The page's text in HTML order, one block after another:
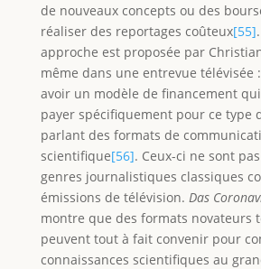
de nouveaux concepts ou des
réaliser des reportages coûteux[55]
approche est proposée par
même dans une entrevue télévisée
avoir un modèle de financement
payer spécifiquement pour ce type
parlant des formats de
scientifique[56]. Ceux-ci ne sont
genres journalistiques classiques
émissions de télévision. Das
montre que des formats novateurs
peuvent tout à fait convenir pour
connaissances scientifiques au